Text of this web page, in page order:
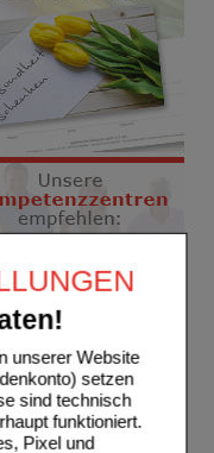
unserer Website
setzen
sind technisch
funktioniert.
Pixel und